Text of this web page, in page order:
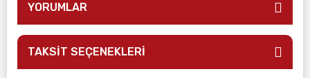
YORUMLAR
TAKSİT SEÇENEKLERİ